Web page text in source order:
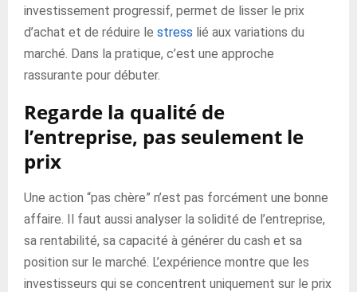
investissement progressif, permet de lisser le prix
d’achat et de réduire le stress lié aux variations du
marché. Dans la pratique, c’est une approche
rassurante pour débuter.
Regarde la qualité de
l’entreprise, pas seulement le
prix
Une action “pas chère” n’est pas forcément une bonne
affaire. Il faut aussi analyser la solidité de l’entreprise,
sa rentabilité, sa capacité à générer du cash et sa
position sur le marché. L’expérience montre que les
investisseurs qui se concentrent uniquement sur le prix